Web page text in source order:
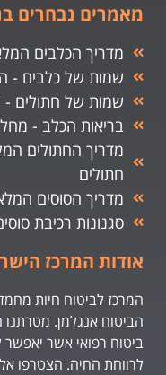
מאמרים נבחרים
מדריך הכלבים
שמות של כלבים -
שמות של חתולים
בריאות הכלב -
מדריך החתולים
חתולים
מדריך הסוסים
סגנונות רכיבת
אודות המרכז
המרכז לביטוח חיות
הביטוח אנגלמן.
ביטוח רפואי אשר
לרווחת החיה. הצטרפו